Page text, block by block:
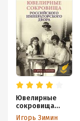
Ювелирные
сокровища
Российского
Игорь Зимин